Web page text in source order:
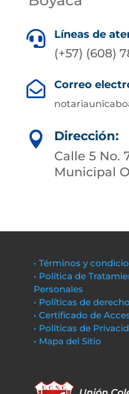
 Líneas de
(+57) (608)
 Correo

Dirección:
Calle 5 No.
Municipal
• Términos y
• Política de
Personales
• Políticas de
• Certificado de
• Políticas de
• Mapa del Sitio